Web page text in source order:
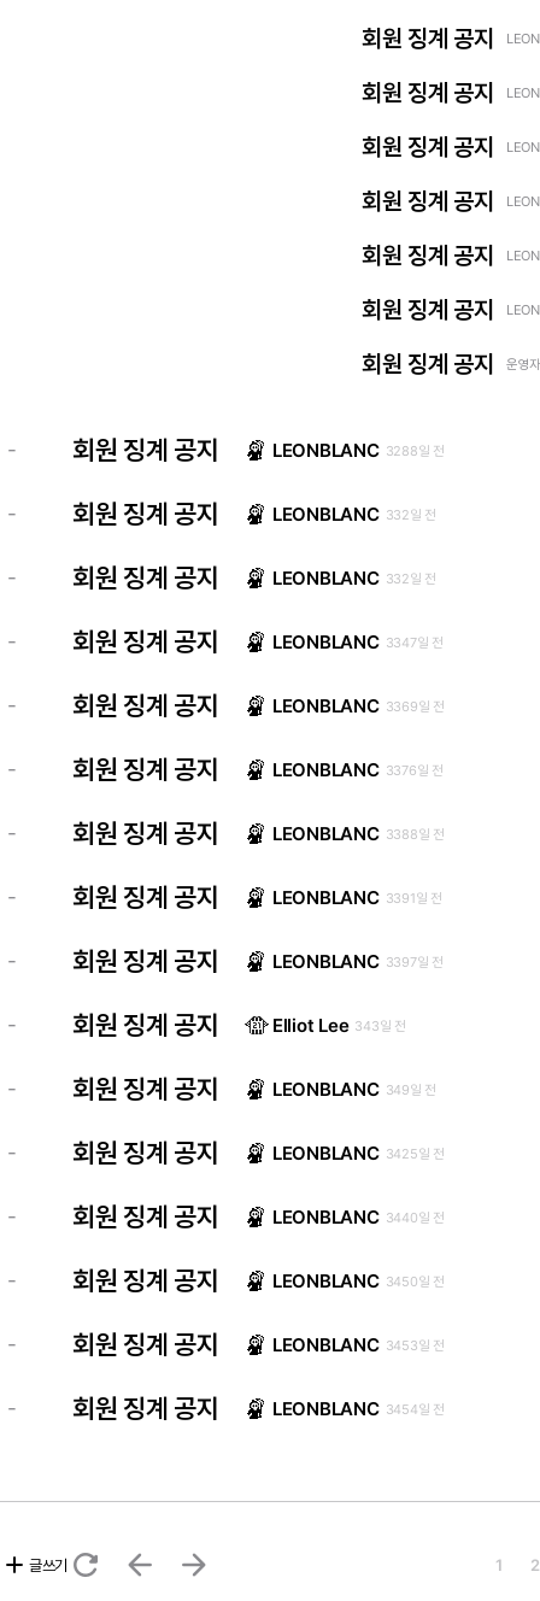
회원 징계 공지
회원 징계 공지
회원 징계 공지
회원 징계 공지
회원 징계 공지
회원 징계 공지
회원 징계 공지 운영
- 회원 징계 공지 LEONBLANC 3288일 전
- 회원 징계 공지 LEONBLANC 332일 전
- 회원 징계 공지 LEONBLANC 332일 전
- 회원 징계 공지 LEONBLANC 3347일 전
- 회원 징계 공지 LEONBLANC 3369일 전
- 회원 징계 공지 LEONBLANC 3376일 전
- 회원 징계 공지 LEONBLANC 3388일 전
- 회원 징계 공지 LEONBLANC 3391일 전
- 회원 징계 공지 LEONBLANC 3397일 전
- 회원 징계 공지 Elliot Lee 343일 전
- 회원 징계 공지 LEONBLANC 349일 전
- 회원 징계 공지 LEONBLANC 3425일 전
- 회원 징계 공지 LEONBLANC 3440일 전
- 회원 징계 공지 LEONBLANC 3450일 전
- 회원 징계 공지 LEONBLANC 3453일 전
- 회원 징계 공지 LEONBLANC 3454일 전
add 글쓰기 refresh arrow_back arrow_forward 1 2